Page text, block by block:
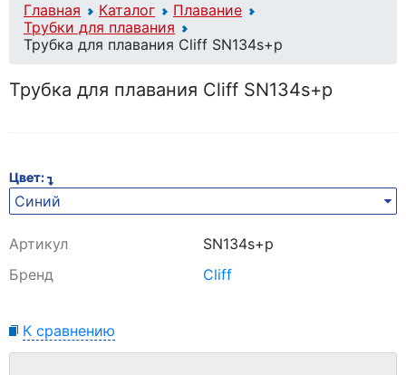
Главная Каталог
Плавание
Трубки для плавания
Трубка для плавания Cliff SN134s+p
Трубка для плавания Cliff SN134s+p
Цвет:
Синий
Артикул
SN134s+p
Бренд
Cliff
К сравнению